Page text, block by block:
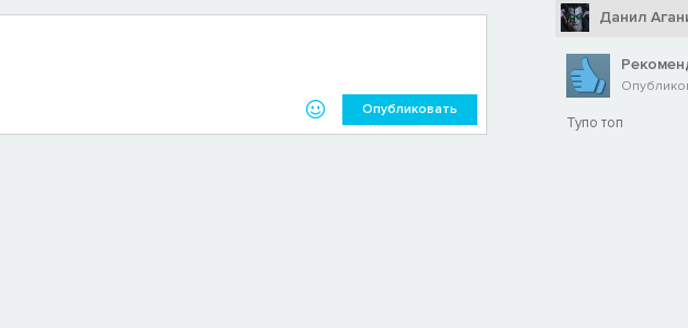
Опубликовать
Данил
Тупо топ